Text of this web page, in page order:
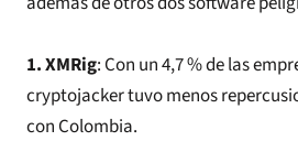
1. XMRig: Con un 4,7 % de las
cryptojacker tuvo menos
con Colombia.